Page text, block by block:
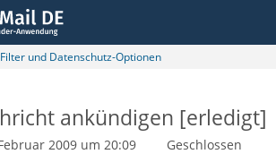
und Datenschutz-Optionen
ankündigen [erledigt]
2009 um 20:09
Geschlossen